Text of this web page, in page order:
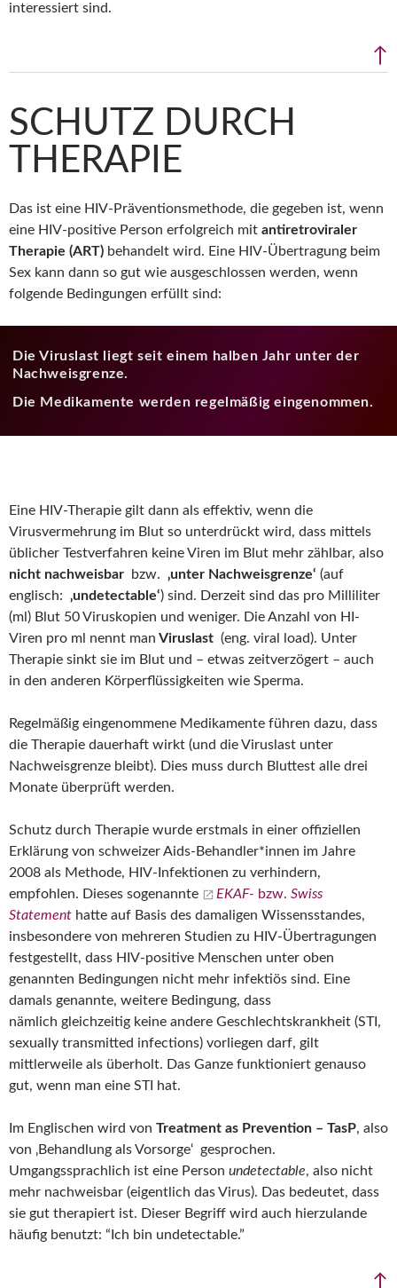
interessiert sind.
↑
SCHUTZ DURCH
THERAPIE
Das ist eine HIV-Präventionsmethode, die gegeben ist, wenn
eine HIV-positive Person erfolgreich mit antiretroviraler
Therapie (ART) behandelt wird. Eine HIV-Übertragung beim
Sex kann dann so gut wie ausgeschlossen werden, wenn
folgende Bedingungen erfüllt sind:
Die Viruslast liegt seit einem halben Jahr unter der
Nachweisgrenze.
Die Medikamente werden regelmäßig eingenommen.
Eine HIV-Therapie gilt dann als effektiv, wenn die
Virusvermehrung im Blut so unterdrückt wird, dass mittels
üblicher Testverfahren keine Viren im Blut mehr zählbar, also
nicht nachweisbar
bzw. ‚unter Nachweisgrenze‘ (auf
englisch: ‚undetectable‘) sind. Derzeit sind das pro Milliliter
(ml) Blut 50 Viruskopien und weniger. Die Anzahl von HI-
Viren pro ml nennt man Viruslast (eng. viral load). Unter
Therapie sinkt sie im Blut und – etwas zeitverzögert – auch
in den anderen Körperflüssigkeiten wie Sperma.
Regelmäßig eingenommene Medikamente führen dazu, dass
die Therapie dauerhaft wirkt (und die Viruslast unter
Nachweisgrenze bleibt). Dies muss durch Bluttest alle drei
Monate überprüft werden.
Schutz durch Therapie wurde erstmals in einer offiziellen
Erklärung von schweizer Aids-Behandler*innen im Jahre
2008 als Methode, HIV-Infektionen zu verhindern,
empfohlen. Dieses sogenannte
EKAF- bzw. Swiss
Statement hatte auf Basis des damaligen Wissensstandes,
insbesondere von mehreren Studien zu HIV-Übertragungen
festgestellt, dass HIV-positive Menschen unter oben
genannten Bedingungen nicht mehr infektiös sind. Eine
damals genannte, weitere Bedingung, dass
nämlich gleichzeitig keine andere Geschlechtskrankheit (STI,
sexually transmitted infections) vorliegen darf, gilt
mittlerweile als überholt. Das Ganze funktioniert genauso
gut, wenn man eine STI hat.
Im Englischen wird von Treatment as Prevention – TasP, also
von ‚Behandlung als Vorsorge‘ gesprochen.
Umgangssprachlich ist eine Person undetectable, also nicht
mehr nachweisbar (eigentlich das Virus). Das bedeutet, dass
sie gut therapiert ist. Dieser Begriff wird auch hierzulande
häufig benutzt: “Ich bin undetectable.”
↑